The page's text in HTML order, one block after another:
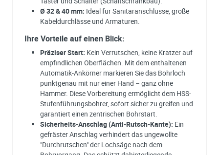
Ø 32 & 40 mm: Ideal für Sanitäranschlüsse, große
Kabeldurchlässe und Armaturen.
Ihre Vorteile auf einen Blick:
Präziser Start: Kein Verrutschen, keine Kratzer auf
empfindlichen Oberflächen. Mit dem enthaltenen
Automatik-Ankörner markieren Sie das Bohrloch
punktgenau mit nur einer Hand – ganz ohne
Hammer. Diese Vorbereitung ermöglicht dem HSS-
Stufenführungsbohrer, sofort sicher zu greifen und
garantiert einen zentrischen Bohrstart.
Sicherheits-Anschlag (Anti-Rutsch-Kante): Ein
gefräster Anschlag verhindert das ungewollte
"Durchrutschen" der Lochsäge nach dem